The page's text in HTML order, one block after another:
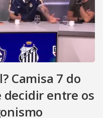
Camisa 7 do
decidir entre os